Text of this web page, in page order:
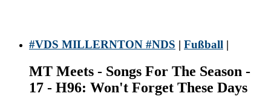
#VDS MILLERNTON #NDS | Fußball |
MT Meets - Songs For The Season -
17 - H96: Won't Forget These Days